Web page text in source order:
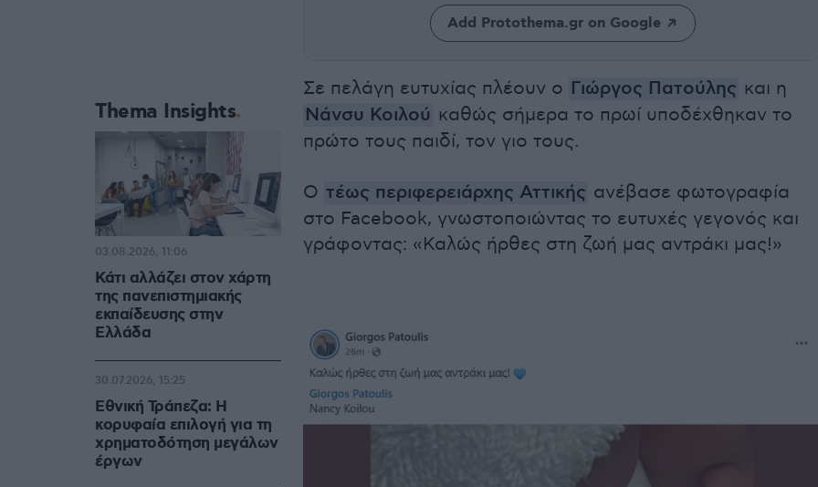
Add Protothema.gr on Google
Σε πελάγη ευτυχίας πλέουν ο Γιώργος Πατούλης και η
Νάνσυ Κοιλού καθώς σήμερα το πρωί υποδέχθηκαν το
πρώτο τους παιδί, τον γιο τους.
Ο τέως περιφερειάρχης Αττικής ανέβασε φωτογραφία
στο Facebook, γνωστοποιώντας το ευτυχές γεγονός και
γράφοντας: «Καλώς ήρθες στη ζωή μας αντράκι μας!»
Thema Insights
Κάτι αλλάζει στον χάρτη
της πανεπιστημιακής
εκπαίδευσης στην
Ελλάδα
03.08.2026, 11:06
Εθνική Τράπεζα: Η
κορυφαία επιλογή για τη
χρηματοδότηση μεγάλων
έργων
30.07.2026, 15:25